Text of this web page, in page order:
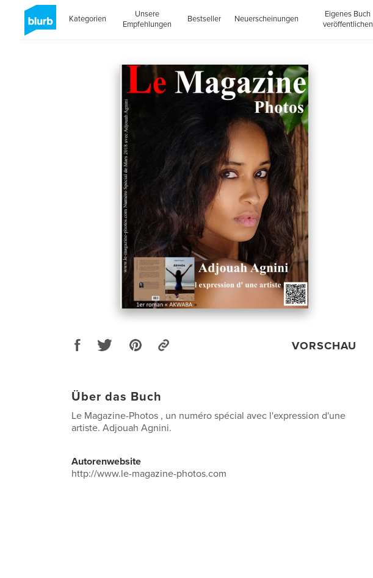
Kategorien
Unsere
Empfehlungen
Bestseller Neuerscheinungen
Eigenes Buch
veröffentlichen
VORSCHAU
Über das Buch
Le Magazine-Photos , un numéro spécial avec l'expression d'une
artiste. Adjouah Agnini.
Autorenwebsite
http://www.le-magazine-photos.com